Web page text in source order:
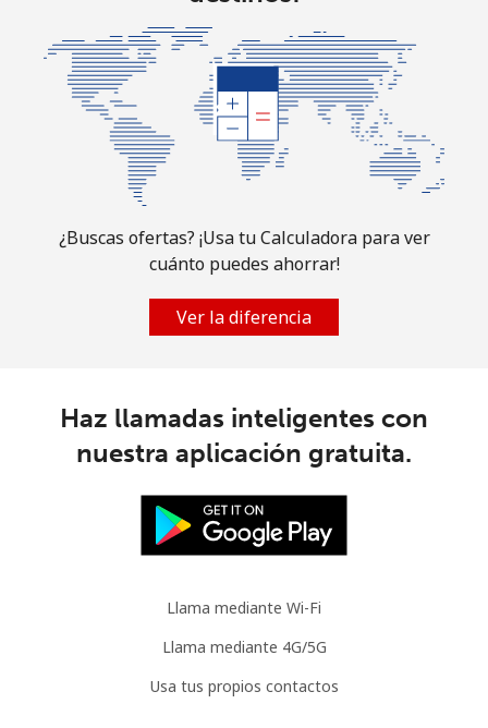
¿Buscas ofertas? ¡Usa tu Calculadora para ver
cuánto puedes ahorrar!
Ver la diferencia
Haz llamadas inteligentes con
nuestra aplicación gratuita.
Llama mediante Wi-Fi
Llama mediante 4G/5G
Usa tus propios contactos